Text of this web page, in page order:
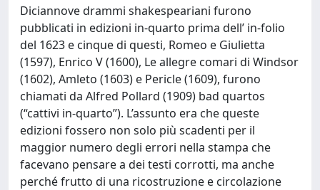
Diciannove drammi shakespeariani furono
pubblicati in edizioni in-quarto prima dell’ in-folio
del 1623 e cinque di questi, Romeo e Giulietta
(1597), Enrico V (1600), Le allegre comari di Windsor
(1602), Amleto (1603) e Pericle (1609), furono
chiamati da Alfred Pollard (1909) bad quartos
(“cattivi in-quarto”). L’assunto era che queste
edizioni fossero non solo più scadenti per il
maggior numero degli errori nella stampa che
facevano pensare a dei testi corrotti, ma anche
perché frutto di una ricostruzione e circolazione